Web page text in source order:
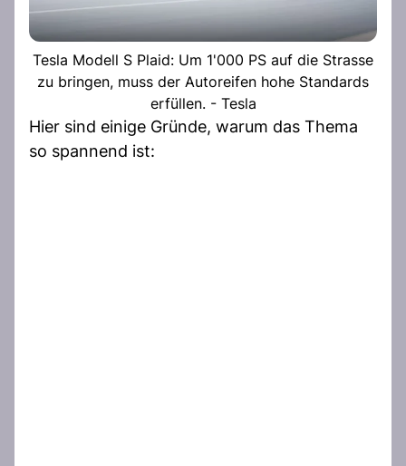
Tesla Modell S Plaid: Um 1'000 PS auf die Strasse
zu bringen, muss der Autoreifen hohe Standards
erfüllen. - Tesla
Hier sind einige Gründe, warum das Thema
so spannend ist: